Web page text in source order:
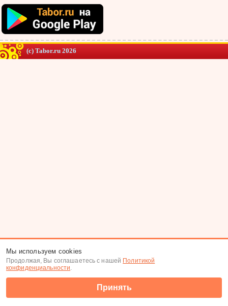
(c) Tabor.ru 2026
Мы используем cookies
Продолжая, Вы соглашаетесь с нашей Политикой
конфиденциальности.
Принять